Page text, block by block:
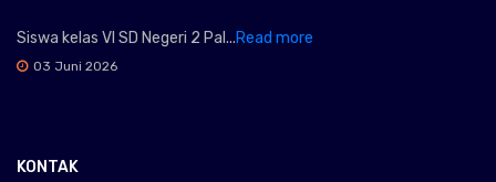
Siswa kelas VI SD Negeri 2 Pal...Read more
03 Juni 2026
KONTAK